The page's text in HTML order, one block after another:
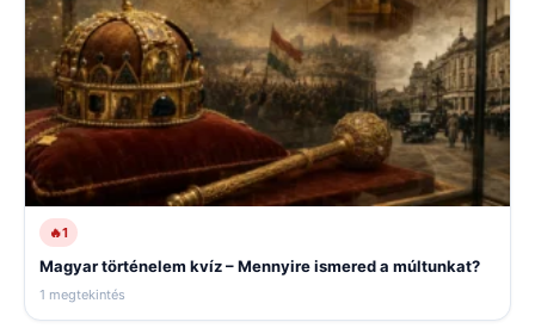
🔥1
Magyar történelem kvíz – Mennyire ismered a múltunkat?
1 megtekintés